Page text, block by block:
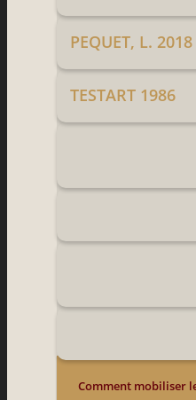
PEQUET, L. 2018
TESTART 1986
Comment mobiliser